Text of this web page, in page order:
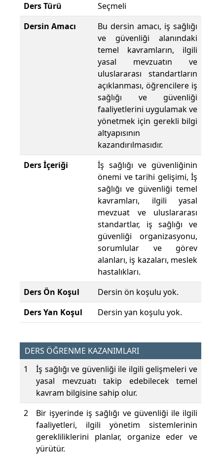
Ders Türü
Seçmeli
Dersin Amacı
Bu dersin amacı, iş sağlığı
ve güvenliği alanındaki
temel kavramların, ilgili
yasal mevzuatın ve
uluslararası standartların
açıklanması, öğrencilere iş
sağlığı ve güvenliği
faaliyetlerini uygulamak ve
yönetmek için gerekli bilgi
altyapısının
kazandırılmasıdır.
Ders İçeriği
İş sağlığı ve güvenliğinin
önemi ve tarihi gelişimi, İş
sağlığı ve güvenliği temel
kavramları, ilgili yasal
mevzuat ve uluslararası
standartlar, iş sağlığı ve
güvenliği organizasyonu,
sorumlular ve görev
alanları, iş kazaları, meslek
hastalıkları.
Ders Ön Koşul
Dersin ön koşulu yok.
Ders Yan Koşul
Dersin yan koşulu yok.
DERS ÖĞRENME KAZANIMLARI
1
İş sağlığı ve güvenliği ile ilgili gelişmeleri ve
yasal mevzuatı takip edebilecek temel
kavram bilgisine sahip olur.
2
Bir işyerinde iş sağlığı ve güvenliği ile ilgili
faaliyetleri, ilgili yönetim sistemlerinin
gerekliliklerini planlar, organize eder ve
yürütür.